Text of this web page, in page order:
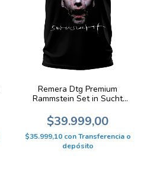
Remera Dtg Premium
Rammstein Set in Sucht
$39.999,00
$35.999,10 con Transferencia o
depósito